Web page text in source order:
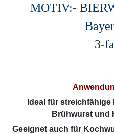
MOTIV:-
3-
Ideal für
Brühwurst und
Geeignet auch für